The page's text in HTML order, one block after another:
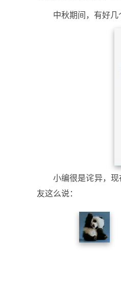
中秋期间，有好几
小编很是诧异，
友这么说：